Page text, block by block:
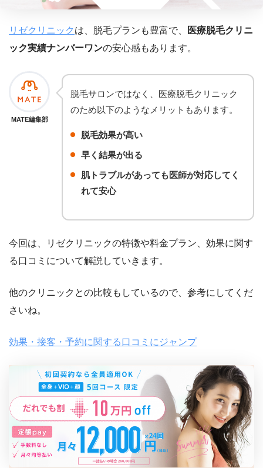
リゼクリニック は、脱毛プランも豊富で、
医療脱毛クリニ
ック実績ナンバーワンの安心感もあります。
MATE編集部
脱毛サロンではなく、医療脱毛クリニック
のため以下のようなメリットもあります。
脱毛効果が高い
早く結果が出る
肌トラブルがあっても医師が対応してく
れて安心
今回は、リゼクリニックの特徴や料金プラン、効果に関す
る口コミについて解説していきます。
他のクリニックとの比較もしているので、参考にしてくだ
さいね。
効果・接客・予約に関する口コミにジャンプ